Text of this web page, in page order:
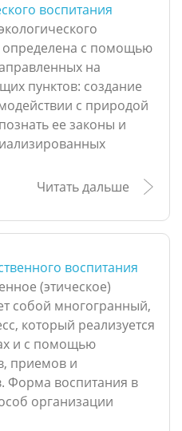
воспитания
определена с помощью
на
пунктов: создание
с природой
ее законы и
Читать дальше
воспитания
(этическое)
собой многогранный,
который реализуется
и с помощью
приемов и
Форма воспитания в
организации